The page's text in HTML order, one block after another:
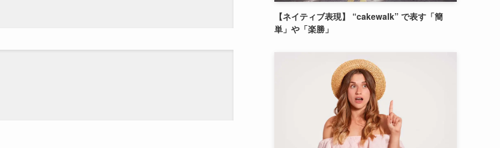
【ネイティブ表現】 “cakewalk” で表す「簡
単」や「楽勝」